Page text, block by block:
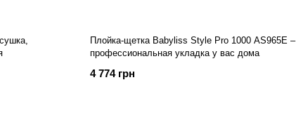
Плойка-щетка Babyliss Style Pro 1000 AS965E –
профессиональная укладка у вас дома
4 774 грн